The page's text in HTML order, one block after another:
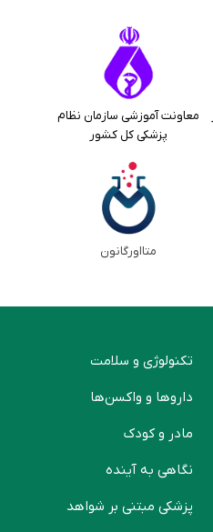
معاونت آموزشی سازمان نظام
پزشکی کل کشور
متااورگانون
تکنولوژی و سلامت
دارو‌ها و واکسن‌ها
مادر و کودک
نگاهی به آینده
پزشکی مبتنی بر شواهد